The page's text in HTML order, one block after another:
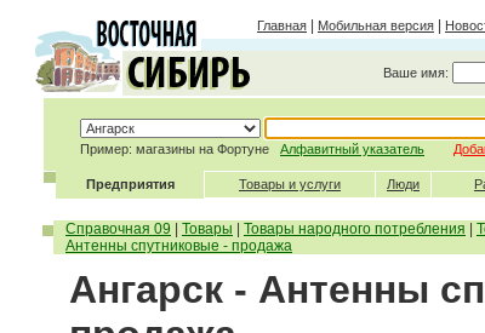
Главная Мобильная версия
Ваше имя:
Пример: магазины на Фортуне Алфавитный указатель
Предприятия Товары и услуги Люди
Справочная 09 Товары Товары народного потребления
Антенны спутниковые - продажа
Ангарск - Антенны